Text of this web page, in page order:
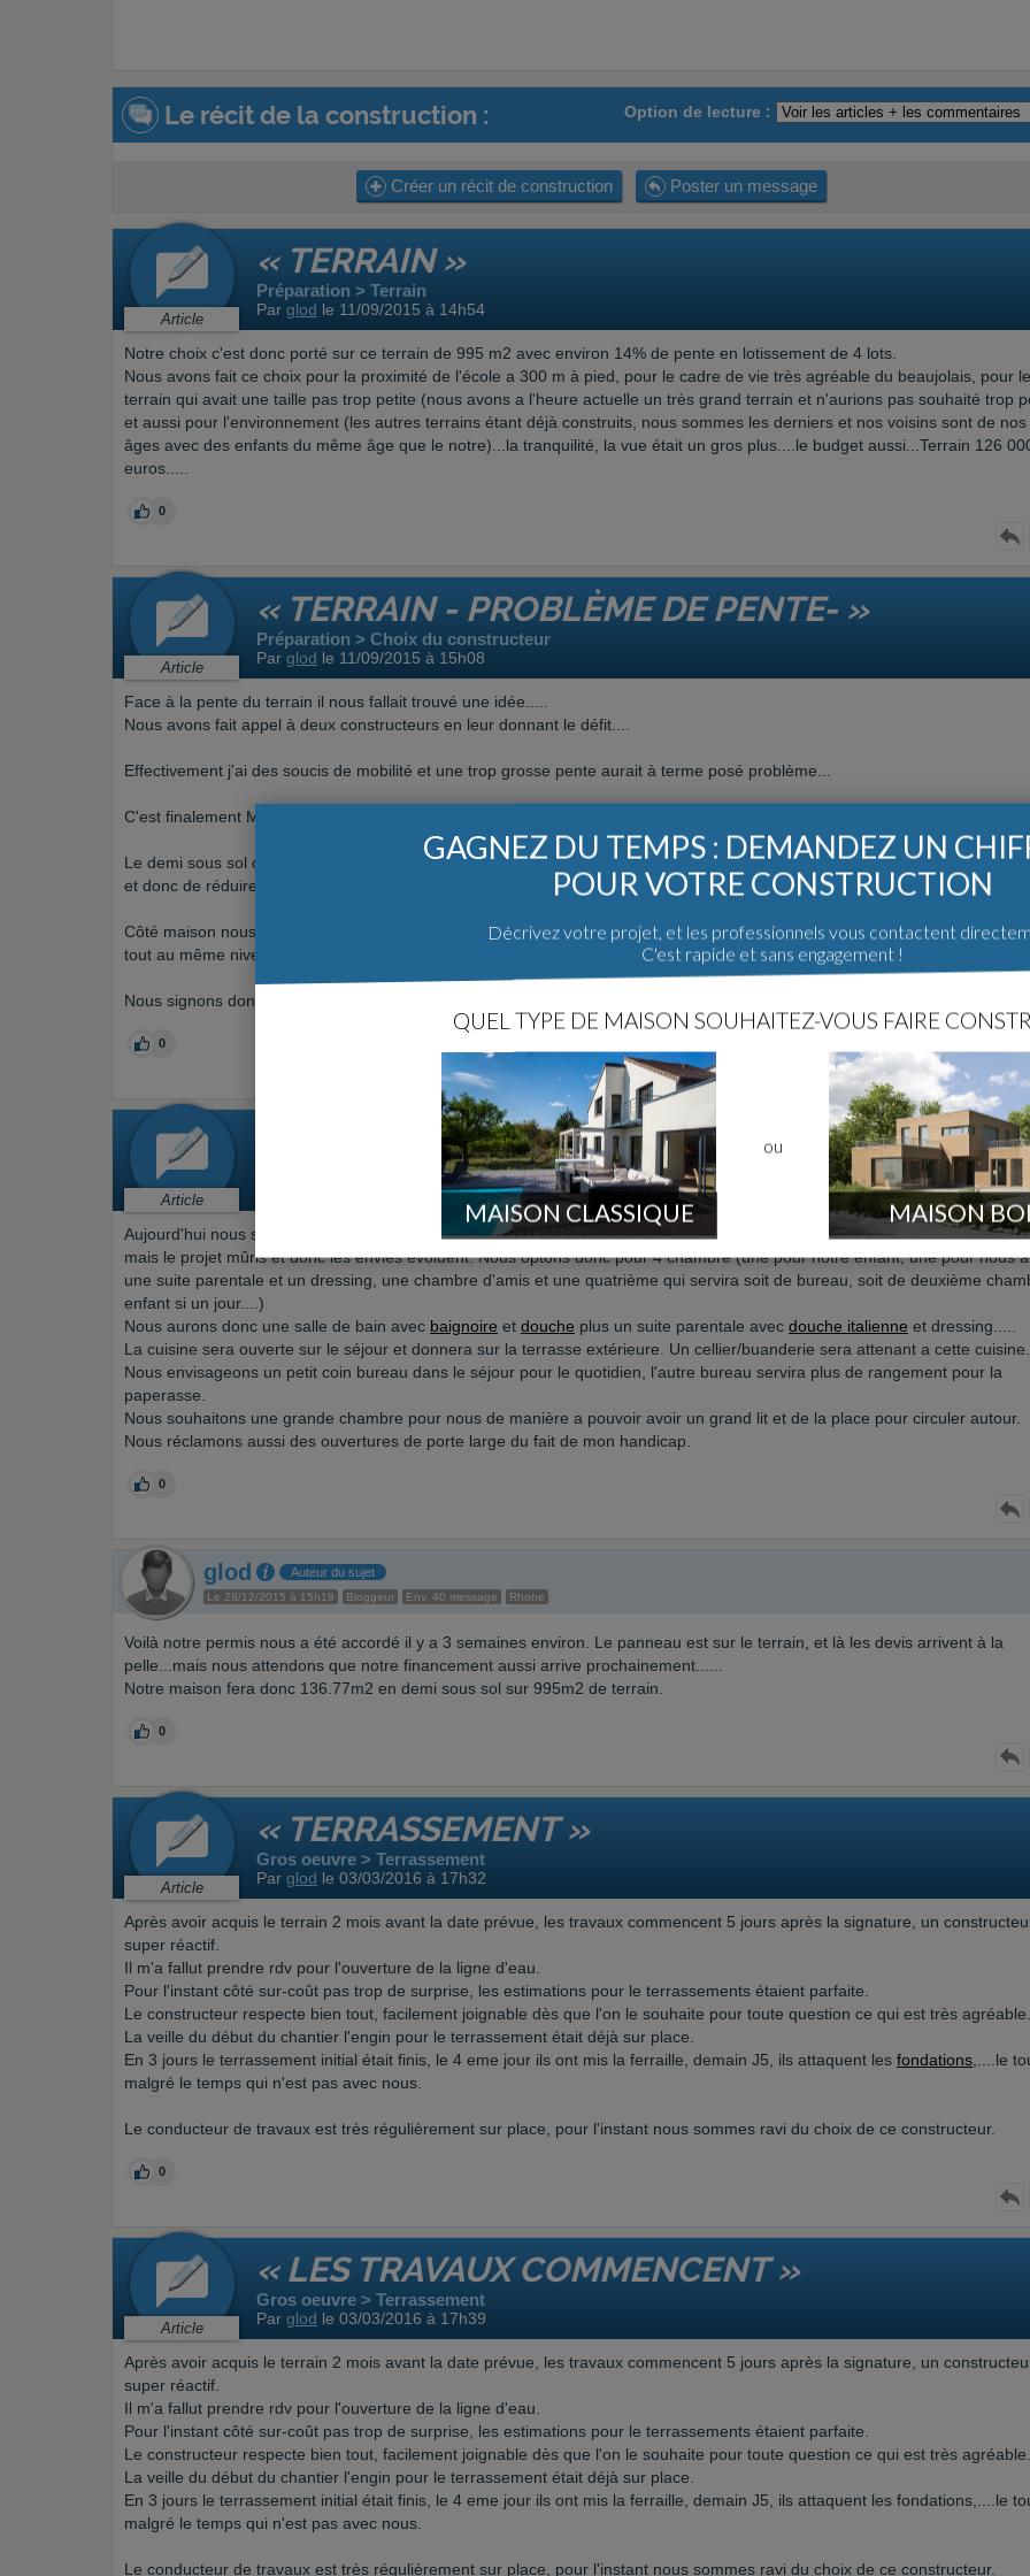
Option de lecture :
Le récit de la construction :
Créer un récit de construction Poster un message
Article
« TERRAIN »
Préparation > Terrain
Par glod le 11/09/2015 à 14h54
Notre choix c'est donc porté sur ce terrain de 995 m2 avec environ 14% de pente en lotissement de 4 lots.
Nous avons fait ce choix pour la proximité de l'école a 300 m à pied, pour le cadre de vie très agréable du beaujolais, pour le
terrain qui avait une taille pas trop petite (nous avons a l'heure actuelle un très grand terrain et n'aurions pas souhaité trop
et aussi pour l'environnement (les autres terrains étant déjà construits, nous sommes les derniers et nos voisins sont de nos
âges avec des enfants du même âge que le notre)...la tranquilité, la vue était un gros plus....le budget aussi...Terrain 126
euros.....
0
Article
« TERRAIN - PROBLÈME DE PENTE- »
Préparation > Choix du constructeur
Par glod le 11/09/2015 à 15h08
Face à la pente du terrain il nous fallait trouvé une idée.....
Nous avons fait appel à deux constructeurs en leur donnant le défit....
Effectivement j'ai des soucis de mobilité et une trop grosse pente aurait à terme posé problème...
C'est finalement Maisons Idéales, située à St Priest qui nous a trouvé la meilleure solution.
Le demi sous sol de la maison sera réhaussée sur un vide sanitaire, de manière a pouvoir combler avec de la terre les
et donc de réduire la pente la faisant passer de 14% a une moyenne de 8%......
Côté maison nous avions d'autres critères comme l'accessiblité de plein pieds par l'extérieur, et les pièces a vivre devaient
tout au même niveau.
Nous signons donc le
0
Article
« OBJECTIF »
Préparation > Plan de maison
le 11/09/2015 à 15h28
Aujourd'hui nous sommes en attente des plans définitif, des premiers plans nous avaient été soumis, qui était très
mais le projet mûris et donc les envies évoluent. Nous optons donc pour 4 chambre (une pour notre enfant, une pour nous
une suite parentale et un dressing, une chambre d'amis et une quatrième qui servira soit de bureau, soit de deuxième
enfant si un jour....)
Nous aurons donc une salle de bain avec baignoire et douche plus un suite parentale avec douche italienne et dressing.....
La cuisine sera ouverte sur le séjour et donnera sur la terrasse extérieure. Un cellier/buanderie sera attenant a cette cuisine.
Nous envisageons un petit coin bureau dans le séjour pour le quotidien, l'autre bureau servira plus de rangement pour la
paperasse.
Nous souhaitons une grande chambre pour nous de manière a pouvoir avoir un grand lit et de la place pour circuler autour.
Nous réclamons aussi des ouvertures de porte large du fait de mon handicap.
0
glod Auteur du sujet
Le 28/12/2015 à 15h19 Bloggeur Env. 40 message Rhone
Voilà notre permis nous a été accordé il y a 3 semaines environ. Le panneau est sur le terrain, et là les devis arrivent à la
pelle...mais nous attendons que notre financement aussi arrive prochainement......
Notre maison fera donc 136.77m2 en demi sous sol sur 995m2 de terrain.
0
Article
« TERRASSEMENT »
Gros oeuvre > Terrassement
Par glod le 03/03/2016 à 17h32
Après avoir acquis le terrain 2 mois avant la date prévue, les travaux commencent 5 jours après la signature, un
super réactif.
Il m'a fallut prendre rdv pour l'ouverture de la ligne d'eau.
Pour l'instant côté sur-coût pas trop de surprise, les estimations pour le terrassements étaient parfaite.
Le constructeur respecte bien tout, facilement joignable dès que l'on le souhaite pour toute question ce qui est très agréable.
La veille du début du chantier l'engin pour le terrassement était déjà sur place.
En 3 jours le terrassement initial était finis, le 4 eme jour ils ont mis la ferraille, demain J5, ils attaquent les fondations ,....le
malgré le temps qui n'est pas avec nous.
Le conducteur de travaux est très régulièrement sur place, pour l'instant nous sommes ravi du choix de ce constructeur.
0
Article
« LES TRAVAUX COMMENCENT »
Gros oeuvre > Terrassement
Par glod le 03/03/2016 à 17h39
Après avoir acquis le terrain 2 mois avant la date prévue, les travaux commencent 5 jours après la signature, un
super réactif.
Il m'a fallut prendre rdv pour l'ouverture de la ligne d'eau.
Pour l'instant côté sur-coût pas trop de surprise, les estimations pour le terrassements étaient parfaite.
Le constructeur respecte bien tout, facilement joignable dès que l'on le souhaite pour toute question ce qui est très agréable.
La veille du début du chantier l'engin pour le terrassement était déjà sur place.
En 3 jours le terrassement initial était finis, le 4 eme jour ils ont mis la ferraille, demain J5, ils attaquent les fondations,....le
malgré le temps qui n'est pas avec nous.
Le conducteur de travaux est très régulièrement sur place, pour l'instant nous sommes ravi du choix de ce constructeur.
GAGNEZ DU TEMPS : DEMANDEZ UN
POUR VOTRE CONSTRUCTION
Décrivez votre projet, et les professionnels vous contactent
C'est rapide et sans engagement !
QUEL TYPE DE MAISON SOUHAITEZ-VOUS FAIRE
MAISON CLASSIQUE
ou
MAISON